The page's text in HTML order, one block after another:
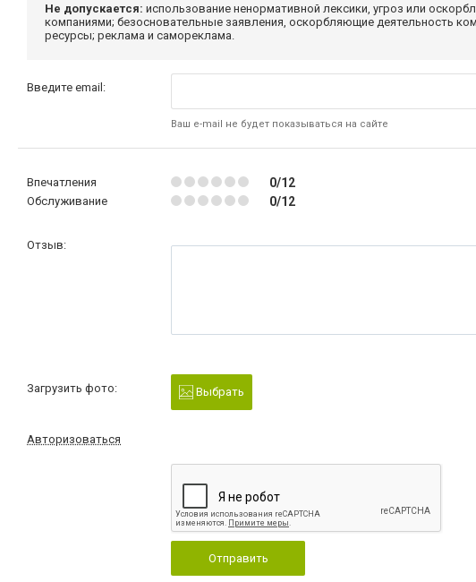
Не допускается: использование ненормативной лексики, угроз или
компаниями; безосновательные заявления, оскорбляющие деятельность
ресурсы; реклама и самореклама.
Введите email:
Ваш e-mail не будет показываться на сайте
Впечатления 0/12
Обслуживание 0/12
Отзыв:
Загрузить фото: Выбрать
Авторизоваться
Отправить